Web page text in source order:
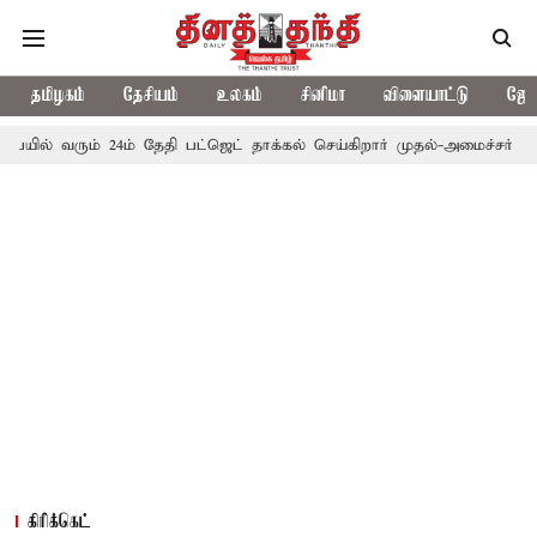
தமிழகம் தேசியம் உலகம் சினிமா விளையாட்டு
24ம் தேதி பட்ஜெட் தாக்கல் செய்கிறார் முதல்-அமைச்சர் ரங்கசாமி
கிரிக்கெட்